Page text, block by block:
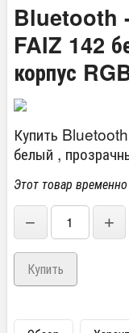
Bluetooth -
FAIZ 142
корпус
Купить
белый ,
Этот товар
− +